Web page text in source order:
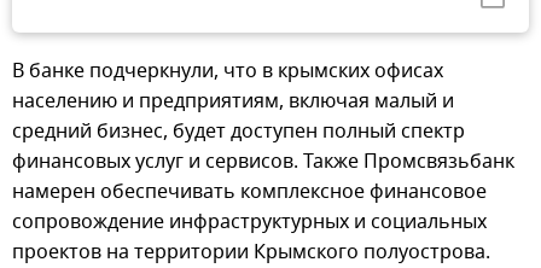
В банке подчеркнули, что в крымских офисах
населению и предприятиям, включая малый и
средний бизнес, будет доступен полный спектр
финансовых услуг и сервисов. Также Промсвязьбанк
намерен обеспечивать комплексное финансовое
сопровождение инфраструктурных и социальных
проектов на территории Крымского полуострова.